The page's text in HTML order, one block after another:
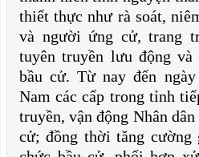
thiết thực như rà soát,
và người ứng cử, trang
tuyên truyền lưu động
bầu cử.Từ nay đến
Nam các cấp trong tỉnh
truyền, vận động Nhân
cử; đồng thời tăng cường